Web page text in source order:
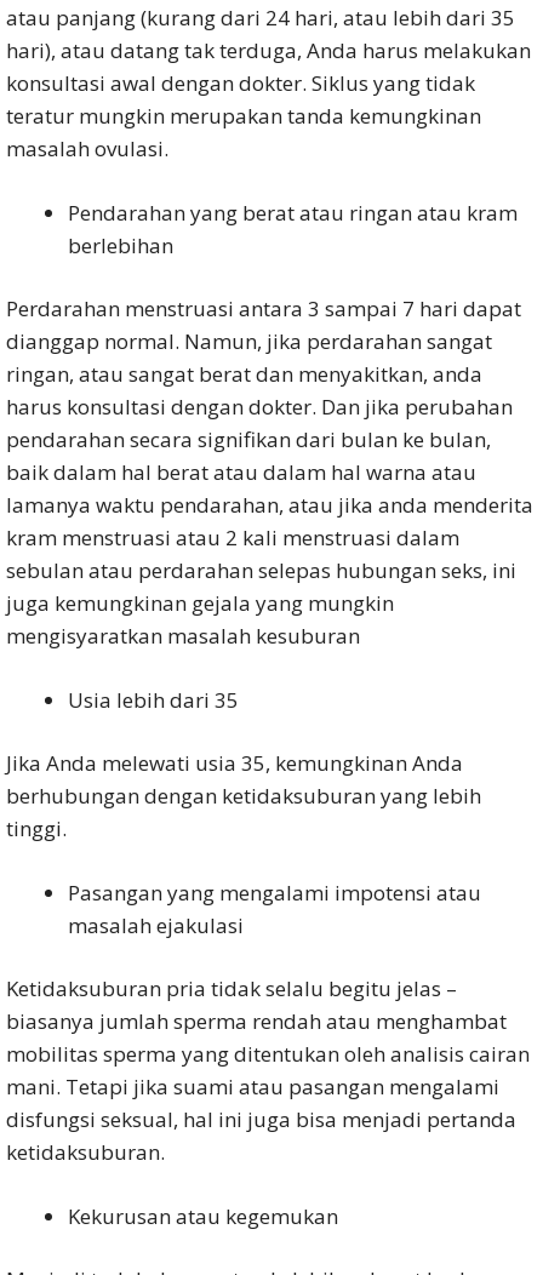
atau panjang (kurang dari 24 hari, atau lebih dari 35
hari), atau datang tak terduga, Anda harus melakukan
konsultasi awal dengan dokter. Siklus yang tidak
teratur mungkin merupakan tanda kemungkinan
masalah ovulasi.
Pendarahan yang berat atau ringan atau kram
berlebihan
Perdarahan menstruasi antara 3 sampai 7 hari dapat
dianggap normal. Namun, jika perdarahan sangat
ringan, atau sangat berat dan menyakitkan, anda
harus konsultasi dengan dokter. Dan jika perubahan
pendarahan secara signifikan dari bulan ke bulan,
baik dalam hal berat atau dalam hal warna atau
lamanya waktu pendarahan, atau jika anda menderita
kram menstruasi atau 2 kali menstruasi dalam
sebulan atau perdarahan selepas hubungan seks, ini
juga kemungkinan gejala yang mungkin
mengisyaratkan masalah kesuburan
Usia lebih dari 35
Jika Anda melewati usia 35, kemungkinan Anda
berhubungan dengan ketidaksuburan yang lebih
tinggi.
Pasangan yang mengalami impotensi atau
masalah ejakulasi
Ketidaksuburan pria tidak selalu begitu jelas –
biasanya jumlah sperma rendah atau menghambat
mobilitas sperma yang ditentukan oleh analisis cairan
mani. Tetapi jika suami atau pasangan mengalami
disfungsi seksual, hal ini juga bisa menjadi pertanda
ketidaksuburan.
Kekurusan atau kegemukan